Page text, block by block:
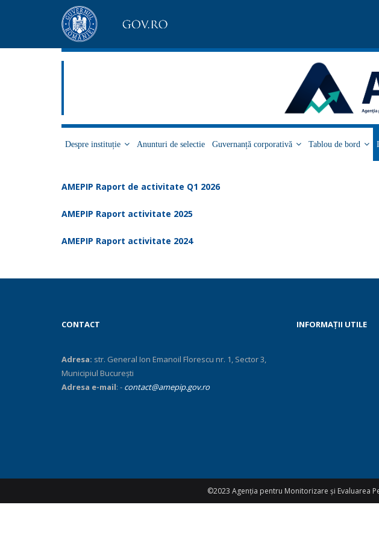
Despre instituție Anunturi de selectie Guvernanță corporativă Tablou de bord
AMEPIP Raport de activitate Q1 2026
AMEPIP Raport activitate 2025
AMEPIP Raport activitate 2024
CONTACT
Adresa: str. General Ion Emanoil Florescu nr. 1, Sector 3,
Municipiul Bucureşti
Adresa e-mail: - contact@amepip.gov.ro
INFORMAȚII UTILE
©2023 Agenția pentru Monitorizare și Evaluarea